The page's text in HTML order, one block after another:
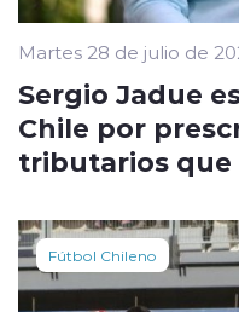
Martes 28 de julio de
Sergio Jadue
Chile por
tributarios que
Fútbol Chileno